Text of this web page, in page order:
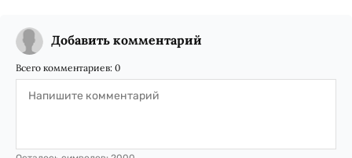
Добавить комментарий
Всего комментариев: 0